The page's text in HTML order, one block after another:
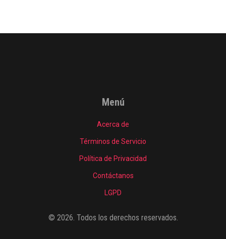
Menú
Acerca de
Términos de Servicio
Política de Privacidad
Contáctanos
LGPD
© 2026. Todos los derechos reservados.